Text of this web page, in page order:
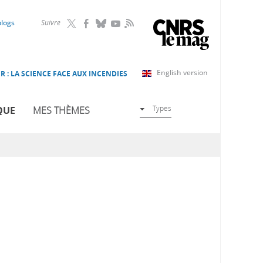
Suivre RSS
English version
: LA SCIENCE FACE AUX INCENDIES
MES THÈMES Types